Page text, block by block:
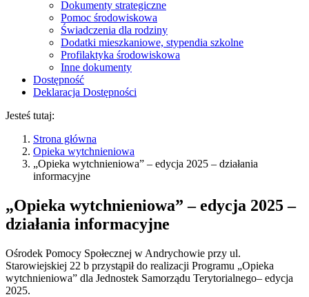
Dokumenty strategiczne
Pomoc środowiskowa
Świadczenia dla rodziny
Dodatki mieszkaniowe, stypendia szkolne
Profilaktyka środowiskowa
Inne dokumenty
Dostępność
Deklaracja Dostępności
Jesteś tutaj:
Strona główna
Opieka wytchnieniowa
„Opieka wytchnieniowa” – edycja 2025 – działania
informacyjne
„Opieka wytchnieniowa” – edycja 2025 –
działania informacyjne
Ośrodek Pomocy Społecznej w Andrychowie przy ul.
Starowiejskiej 22 b przystąpił do realizacji Programu „Opieka
wytchnieniowa” dla Jednostek Samorządu Terytorialnego– edycja
2025.